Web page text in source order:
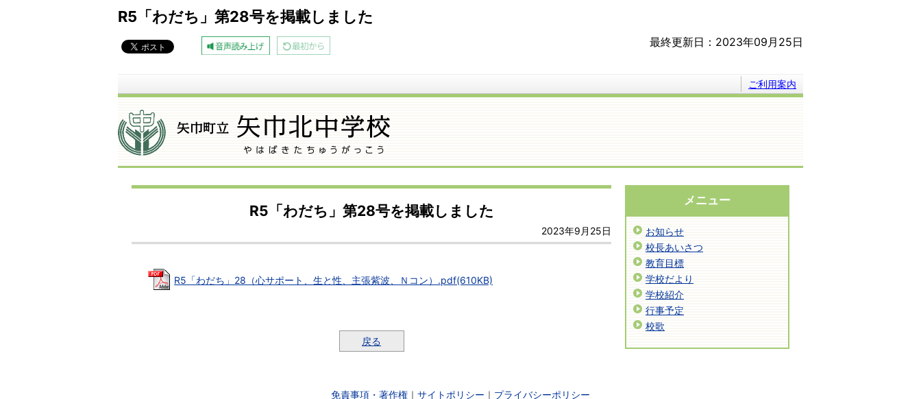
R5「わだち」第28号を掲載しました
最終更新日：2023年09月25日
ご利用案内
R5「わだち」第28号を掲載しました
2023年9月25日
R5「わだち」28（心サポート、生と性、主張紫波、Ｎコン）.pdf(610KB)
戻る
メニュー
お知らせ
校長あいさつ
教育目標
学校だより
学校紹介
行事予定
校歌
免責事項・著作権 ｜ サイトポリシー ｜ プライバシーポリシー